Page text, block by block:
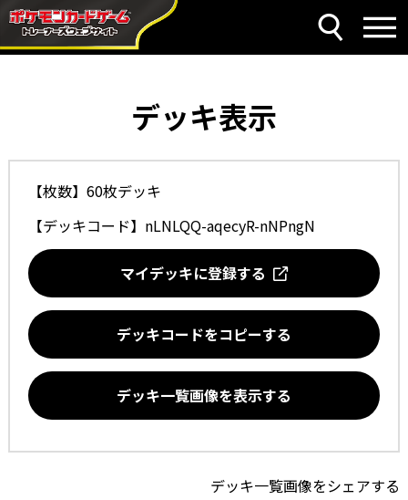
デッキ表示
【枚数】60枚デッキ
【デッキコード】 nLNLQQ-aqecyR-nNPngN
マイデッキに登録する
デッキコードをコピーする
デッキ一覧画像を表示する
デッキ一覧画像をシェアする